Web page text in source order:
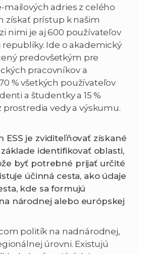
mailových adries z celého
získať prístup k našim
nimi je aj 600 používateľov
republiky. Ide o akademický
predovšetkým pre
pracovníkov a
% všetkých používateľov
a študentky a 15 %
prostredia vedy a výskumu.
ESS je zviditeľňovať získané
identifikovať oblasti,
byť potrebné prijať určité
účinná cesta, ako údaje
kde sa formujú
národnej alebo európskej
politík na nadnárodnej,
úrovni. Existujú